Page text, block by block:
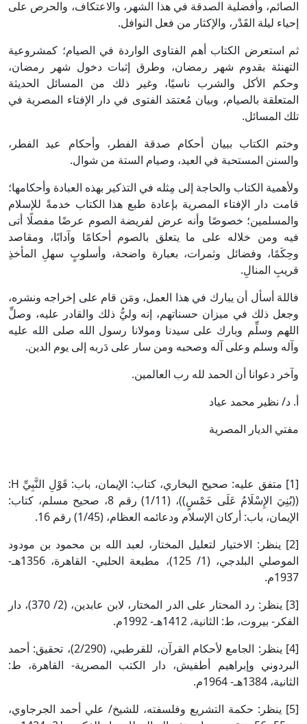
الصائم، وأفضلية الصدقة في هذا الشهر، والاعتكاف، والحرص على
إحياء ليلة القَدْر، والإكثار من فعل النوافل.
ثم استعرض الكتاب أهم الفتاوى الواردة في الصيام؛ كمشروعية
التهنئة بقدوم شهر رمضان، وطرق إثبات دخول شهر رمضان،
وحكم الأكل والشرب ناسيًا، وغير ذلك من المسائل الحديثة
المتعلقة بالصيام، وبيان مُعتمَد الفتوى في دار الإفتاء المصرية في
تلك المسائل.
وختم الكتاب ببيان أحكام صدقة الفطر، وأحكام عيد الفطر،
والسنن المستحبة في العيد، وصيام الستة من شوال.
ولأهمية الكتاب والحاجة إلى مِثله في التذكير بهذه العبادة وأحكامها؛
قامت دار الإفتاء المصرية بإعادة طبع هذا الكتاب خدمةً للإسلام
والمسلمين؛ خصوصًا وأنه عرض لفريضة الصوم عرضًا مفصلًا أتى
فيه ومن خلاله على ما يتعلق بالصوم أحكامًا وآدابًا، ومقاصد
وحِكَمًا، وفضائل وثمرات، بعبارة واضحة، وأسلوبٍ سهلِ المأخذِ
قريبِ المنالِ.
فاللهَ أسأل أن يبارك في هذا العمل، ومَن قام على إخراجه ونشره،
وجعل ذلك في ميزان حسناتهم، إنه وليُّ ذلك والقادر عليه، وصلِّ
اللهم وسلِّم وبارك على سيدنا ومولانا رسول الله صلى الله عليه
وآله وسلم وعلى آله وصحبه ومن سار على دَربه إلى يوم الدين.
وآخر دعوانا أن الحمد لله رب العالمين.
أ. د/ نظير محمد عياد
مفتي الديار المصرية
[1] متفق عليه: صحيح البخاري، كتاب: الإيمان، باب: قَوْلِ النَّبِيِّ H:
((بُنِيَ الإِسْلَامُ عَلَى خَمْسٍ))، (1/11) رقم 8، صحيح مسلم، كتاب:
الإيمان، باب: أركان الإسلام ودعائمه العظام، (1/45) رقم 16.
[2] ينظر: الاختيار لتعليل المختار، لعبد الله بن محمود بن مودود
الموصلي البلدجي، (1/ 125)، مطبعة الحلبي- القاهرة، 1356هـ-
1937م.
[3] ينظر: رد المحتار على الدر المختار، لابن عابدين، (2/ 370)، دار
الفكر- بيروت، ط: الثانية، 1412هـ- 1992م.
[4] ينظر: الجامع لأحكام القرآن، للقرطبي، (2/290)، تحقيق: أحمد
البردوني وإبراهيم أطفيش، دار الكتب المصرية- القاهرة، ط:
الثانية، 1384هـ- 1964م.
[5] ينظر: حكمة التشريع وفلسفته، للشيخ/ علي أحمد الجرجاوي،